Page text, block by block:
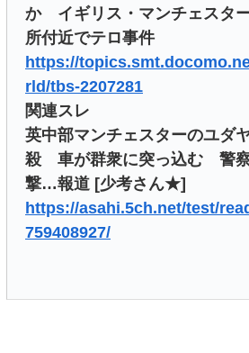
か イギリス・マンチェスタ
所付近でテロ事件
https://
rld/tbs-2207281
関連スレ
英中部マンチェスターのユダ
殺 車が群衆に突っ込む 警
撃…報道 [少考さん★]
https://asahi.5ch.net/test/
759408927/